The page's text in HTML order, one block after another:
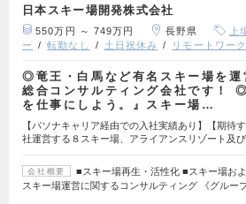
日本スキー場開発株式会社
550万円 ～ 749万円 長野県 上
ー
転勤なし 土日祝休み リモートワー
◎竜王・白馬など有名スキー場を運
総合コンサルティング会社です！
を仕事にしよう。』スキー場…
【パソナキャリア経由での入社実績あり】【期待
社運営する８スキー場、アライアンスリゾート及
会社概要
■スキー場再生・活性化 ■スキー場お
スキー場運営に関するコンサルティング 《グルー